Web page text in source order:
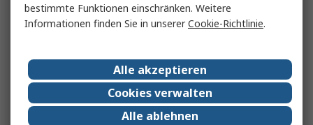
bestimmte Funktionen einschränken. Weitere
Informationen finden Sie in unsererCookie-Richtlinie.
Alle akzeptieren
Cookies verwalten
Alle ablehnen